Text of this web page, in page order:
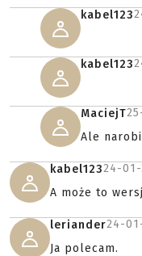
kabel123
kabel123
MaciejT
Ale
kabel12324-
A może to
leriander24-
Ja polecam.